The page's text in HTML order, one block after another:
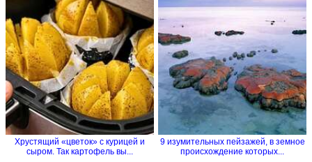
Хрустящий «цветок» с курицей и
сыром. Так картофель вы...
9 изумительных пейзажей, в земное
происхождение которых...